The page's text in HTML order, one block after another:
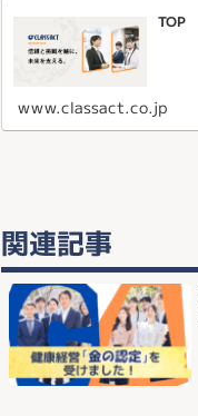
TOP
www.classact.co.jp
関連記事